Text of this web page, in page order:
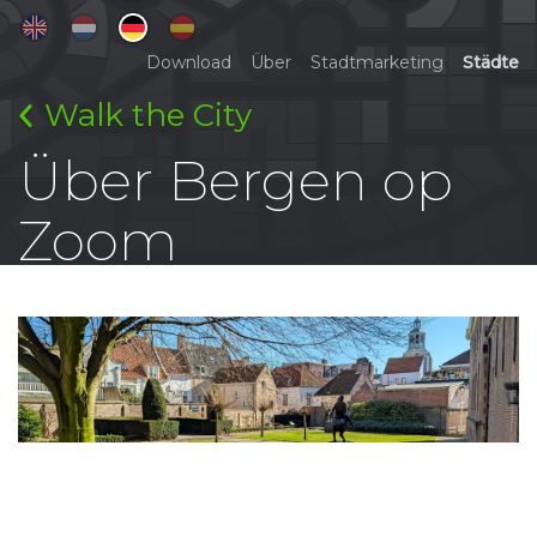
Download Über Stadtmarketing Städte
Walk the City
Über Bergen op
Zoom